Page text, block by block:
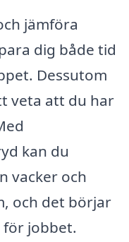
jämföra
dig både tid
Dessutom
veta att du har
kan du
vacker och
och det börjar
jobbet.